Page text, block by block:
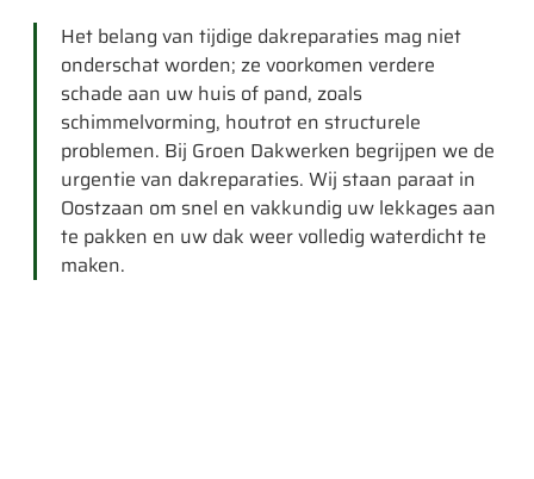
Het belang van tijdige dakreparaties mag niet
onderschat worden; ze voorkomen verdere
schade aan uw huis of pand, zoals
schimmelvorming, houtrot en structurele
problemen. Bij Groen Dakwerken begrijpen we de
urgentie van dakreparaties. Wij staan paraat in
Oostzaan om snel en vakkundig uw lekkages aan
te pakken en uw dak weer volledig waterdicht te
maken.